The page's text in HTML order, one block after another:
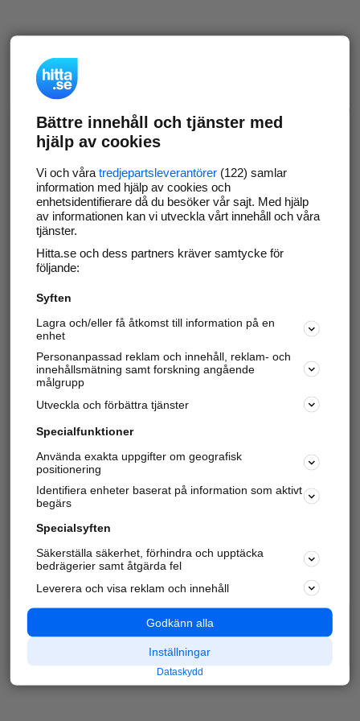
Bättre innehåll och tjänster med
hjälp av cookies
Vi och våra tredjepartsleverantörer(122) samlar
information med hjälp av cookies och
enhetsidentifierare då du besöker vår sajt. Med hjälp
av informationen kan vi utveckla vårt innehåll och våra
tjänster.
Hitta.se och dess partners kräver samtycke för
följande:
Syften
Lagra och/eller få åtkomst till information på en
enhet
Personanpassad reklam och innehåll, reklam- och
innehållsmätning samt forskning angående
målgrupp
Utveckla och förbättra tjänster
Specialfunktioner
Använda exakta uppgifter om geografisk
positionering
Identifiera enheter baserat på information som aktivt
begärs
Specialsyften
Säkerställa säkerhet, förhindra och upptäcka
bedrägerier samt åtgärda fel
Leverera och visa reklam och innehåll
Godkänn alla
Inställningar
Dataskydd